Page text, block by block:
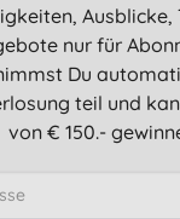
Ausblicke,
nur für
Du
teil und
von € 150.-